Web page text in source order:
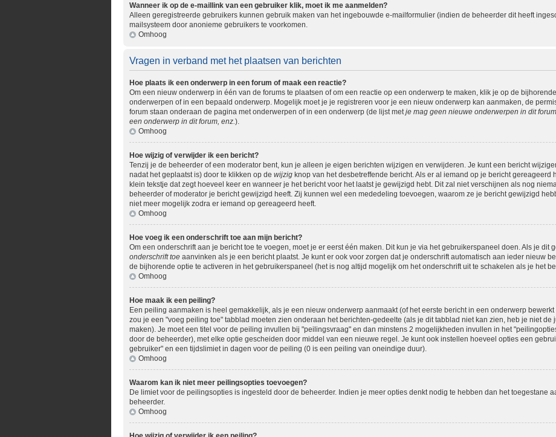
Wanneer ik op de e-maillink van een gebruiker klik, moet ik me aanmelden?
Alleen geregistreerde gebruikers kunnen gebruik maken van het ingebouwde e-mailformulier (indien de beheerder dit heeft
mailsysteem door anonieme gebruikers te voorkomen.
Omhoog
Vragen in verband met het plaatsen van berichten
Hoe plaats ik een onderwerp in een forum of maak een reactie?
Om een nieuw onderwerp in één van de forums te plaatsen of om een reactie op een onderwerp te maken, klik je op de
onderwerpen of in een bepaald onderwerp. Mogelijk moet je je registreren voor je een nieuw onderwerp kan aanmaken, de
forum staan onderaan de pagina met onderwerpen of in een onderwerp (de lijst metje mag geen nieuwe onderwerpen in dit
een onderwerp in dit forum, enz.).
Omhoog
Hoe wijzig of verwijder ik een bericht?
Tenzij je de beheerder of een moderator bent, kun je alleen je eigen berichten wijzigen en verwijderen. Je kunt een bericht
nadat het geplaatst is) door te klikken op de wijzigknop van het desbetreffende bericht. Als er al iemand op je bericht gereageerd
klein tekstje dat zegt hoeveel keer en wanneer je het bericht voor het laatst je gewijzigd hebt. Dit zal niet verschijnen als nog
beheerder of moderator je bericht gewijzigd heeft. Zij kunnen wel een mededeling toevoegen, waarom ze je bericht gewijzigd
niet meer mogelijk zodra er iemand op gereageerd heeft.
Omhoog
Hoe voeg ik een onderschrift toe aan mijn bericht?
Om een onderschrift aan je bericht toe te voegen, moet je er eerst één maken. Dit kun je via het gebruikerspaneel doen. Als je dit
onderschrift toeaanvinken als je een bericht plaatst. Je kunt er ook voor zorgen dat je onderschrift automatisch aan ieder nieuw
de bijhorende optie te activeren in het gebruikerspaneel (het is nog altijd mogelijk om het onderschrift uit te schakelen als je het
Omhoog
Hoe maak ik een peiling?
Een peiling aanmaken is heel gemakkelijk, als je een nieuw onderwerp aanmaakt (of het eerste bericht in een onderwerp
zou je een "voeg peiling toe" tabblad moeten zien onderaan het berichten-gedeelte (als je dit tabblad niet kan zien, heb je niet de
maken). Je moet een titel voor de peiling invullen bij "peilingsvraag" en dan minstens 2 mogelijkheden invullen in het
door de beheerder), met elke optie gescheiden door middel van een nieuwe regel. Je kunt ook instellen hoeveel opties een
gebruiker" en een tijdslimiet in dagen voor de peiling (0 is een peiling van oneindige duur).
Omhoog
Waarom kan ik niet meer peilingsopties toevoegen?
De limiet voor de peilingsopties is ingesteld door de beheerder. Indien je meer opties denkt nodig te hebben dan het toegestane
beheerder.
Omhoog